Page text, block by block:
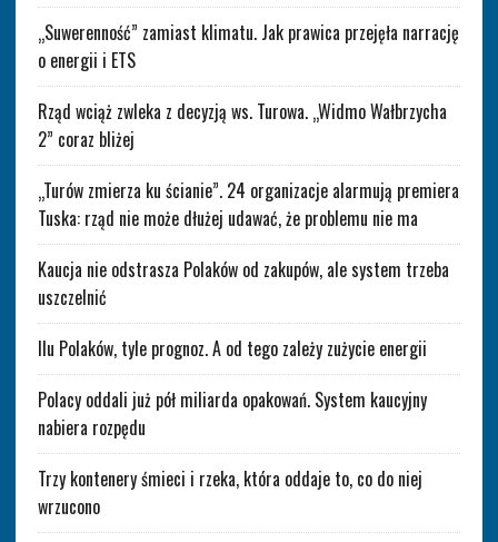
„Suwerenność” zamiast klimatu. Jak prawica przejęła narrację
o energii i ETS
Rząd wciąż zwleka z decyzją ws. Turowa. „Widmo Wałbrzycha
2” coraz bliżej
„Turów zmierza ku ścianie”. 24 organizacje alarmują premiera
Tuska: rząd nie może dłużej udawać, że problemu nie ma
Kaucja nie odstrasza Polaków od zakupów, ale system trzeba
uszczelnić
Ilu Polaków, tyle prognoz. A od tego zależy zużycie energii
Polacy oddali już pół miliarda opakowań. System kaucyjny
nabiera rozpędu
Trzy kontenery śmieci i rzeka, która oddaje to, co do niej
wrzucono